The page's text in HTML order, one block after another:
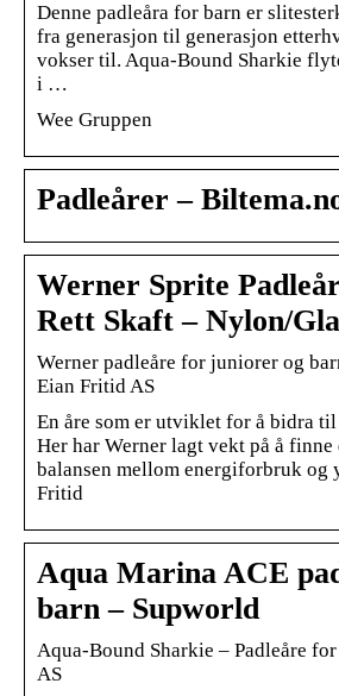
Denne padleåra for barn er
fra generasjon til generasjon
vokser til. Aqua-Bound Sharkie
i …
Wee Gruppen
Padleårer –
Werner Sprite
Rett Skaft – Nylon/
Werner padleåre for juniorer og
Eian Fritid AS
En åre som er utviklet for å bidra
Her har Werner lagt vekt på å
balansen mellom energiforbruk og
Fritid
Aqua Marina ACE
barn – Supworld
Aqua-Bound Sharkie – Padleåre
AS